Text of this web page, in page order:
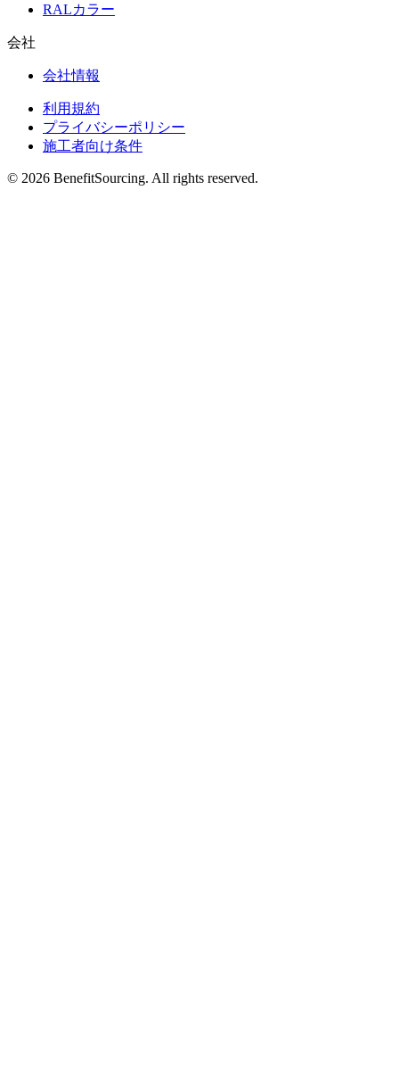
RALカラー
会社
会社情報
利用規約
プライバシーポリシー
施工者向け条件
© 2026 BenefitSourcing. All rights reserved.